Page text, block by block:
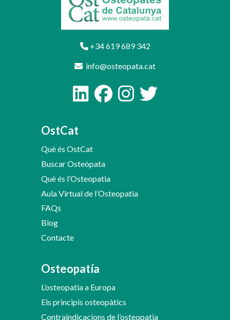
+34 619 689 342
info@osteopata.cat
OstCat
Què és OstCat
Buscar Osteòpata
Què és l’Osteopatia
Aula Virtual de l’Osteopatia
FAQs
Blog
Contacte
Osteopatía
L’osteopatia a Europa
Els principis osteopàtics
Contraindicacions de l’osteopatia